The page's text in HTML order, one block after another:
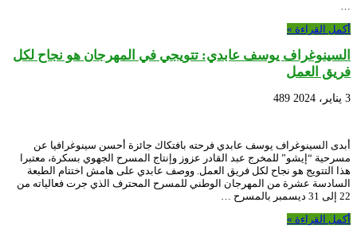
أكمل القراءة »
السينوغراف يوسف عابدي: تتويجي في المهرجان هو نجاح لكل
فريق العمل
3 يناير، 2024 489
أبدى السينوغراف يوسف عابدي فرحته بافتكاك جائزة أحسن سينوغرافيا عن
مسرحية “إيشو” للمخرج عبد القادر عزوز وإنتاج المسرح الجهوي بسكرة، معتبرا
هذا التتويج هو نجاح لكل فريق العمل. ووصف عابدي على هامش اختتام الطبعة
السادسة عشرة من المهرجان الوطني للمسرح المحترف الذي جرت فعالياته من
22 إلى 31 ديسمبر بالمسرح …
أكمل القراءة »